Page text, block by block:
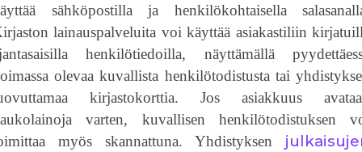
sähköpostilla ja henkilökohtaisella
lainauspalveluita voi käyttää asiakastiliin
henkilötiedoilla, näyttämällä
olevaa kuvallista henkilötodistusta tai
kirjastokorttia. Jos asiakkuus
varten, kuvallisen henkilötodistuksen
myös skannattuna. Yhdistyksen